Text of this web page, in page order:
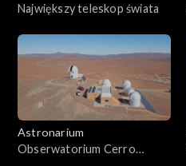
Największy teleskop świata
Astronarium
Obserwatorium Cerro